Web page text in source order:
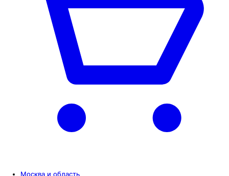
Москва и область